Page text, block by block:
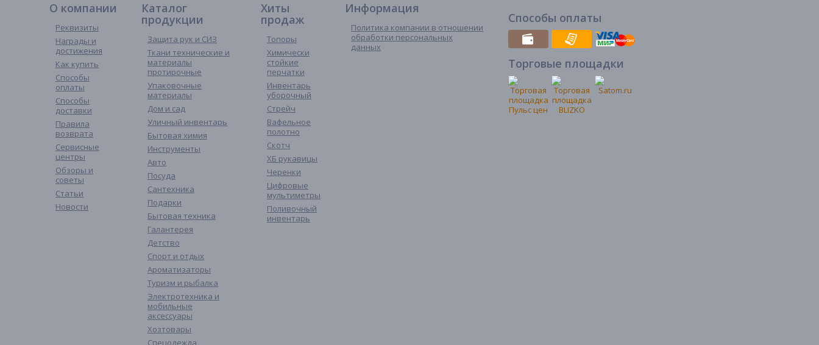
О компании
Реквизиты
Награды и
достижения
Как купить
Способы
оплаты
Способы
доставки
Правила
возврата
Сервисные
центры
Обзоры и
советы
Статьи
Новости
Каталог
продукции
Защита рук и СИЗ
Ткани технические и
материалы
протирочные
Упаковочные
материалы
Дом и сад
Уличный инвентарь
Бытовая химия
Инструменты
Авто
Посуда
Сантехника
Подарки
Бытовая техника
Галантерея
Детство
Спорт и отдых
Ароматизаторы
Туризм и рыбалка
Электротехника и
мобильные
аксессуары
Хозтовары
Спецодежда
Хиты
продаж
Топоры
Химически
стойкие
перчатки
Инвентарь
уборочный
Стрейч
Вафельное
полотно
Скотч
ХБ рукавицы
Черенки
Цифровые
мультиметры
Поливочный
инвентарь
Информация
Политика компании в отношении
обработки персональных
данных
Способы оплаты
Торговые площадки